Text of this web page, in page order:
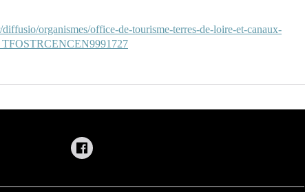
organismes/office-de-tourisme-terres-de-loire-et-canaux-